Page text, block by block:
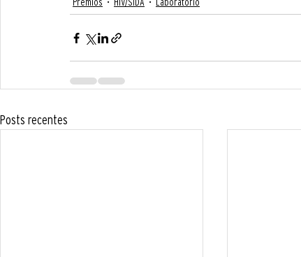
Posts recentes